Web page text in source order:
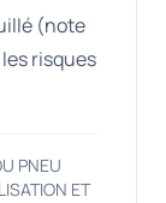
(note
risques
PNEU
ET